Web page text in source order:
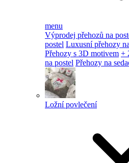
menu
Výprodej přehozů na
postel Luxusní přehozy
Přehozy s 3D motivem +
na postel Přehozy na
Ložní povlečení